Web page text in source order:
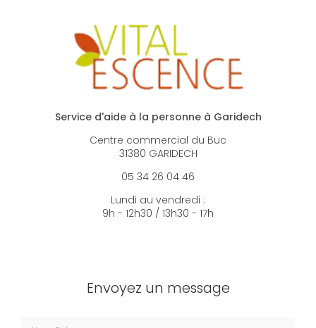
Service d'aide à la personne à Garidech
Centre commercial du Buc
31380 GARIDECH
05 34 26 04 46
Lundi au vendredi :
9h - 12h30 / 13h30 - 17h
Envoyez un message